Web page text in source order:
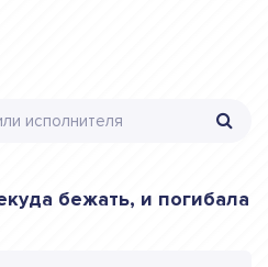
бежать, и погибала